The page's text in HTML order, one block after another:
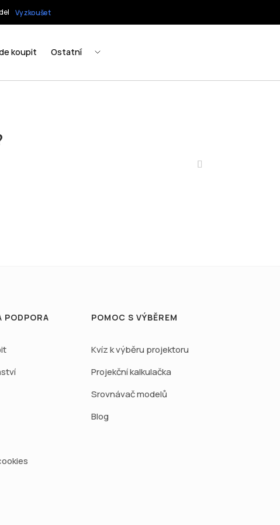
PODPORA POMOC S VÝBĚREM
Kvíz k výběru projektoru
Projekční kalkulačka
Srovnávač modelů
Blog